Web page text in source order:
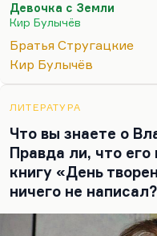
обладал,
мастерством. И
абсолютно
всякие модернисты,
человеком большой
чуткости,
участи.
Интересная, кстати,
интеллектуальная
Девочка с Земли
Кир Булычёв
Братья Стругацкие
Кир Булычёв
ЛИТЕРАТУРА
Что вы знаете о
Правда ли, что
книгу «День
ничего не написал?